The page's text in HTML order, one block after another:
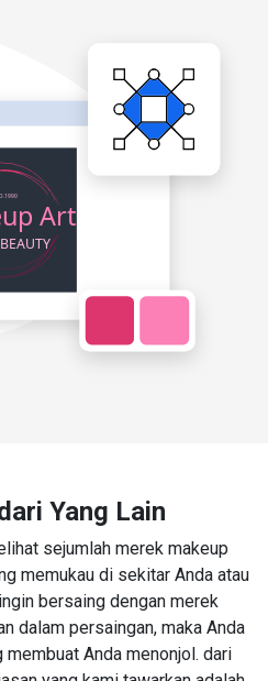
Yang Lain
sejumlah merek makeup
memukau di sekitar Anda atau
bersaing dengan merek
dalam persaingan, maka Anda
Anda menonjol. dari